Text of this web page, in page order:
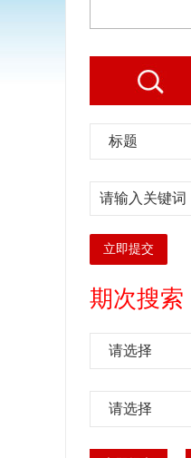
标题
立即提交
期次搜索
请选择
请选择